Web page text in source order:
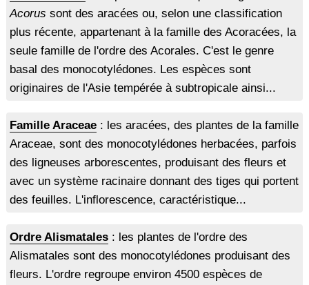
Acorus sont des aracées ou, selon une classification
plus récente, appartenant à la famille des Acoracées, la
seule famille de l'ordre des Acorales. C'est le genre
basal des monocotylédones. Les espèces sont
originaires de l'Asie tempérée à subtropicale ainsi...
Famille Araceae: les aracées, des plantes de la famille
Araceae, sont des monocotylédones herbacées, parfois
des ligneuses arborescentes, produisant des fleurs et
avec un système racinaire donnant des tiges qui portent
des feuilles. L'inflorescence, caractéristique...
Ordre Alismatales: les plantes de l'ordre des
Alismatales sont des monocotylédones produisant des
fleurs. L'ordre regroupe environ 4500 espèces de